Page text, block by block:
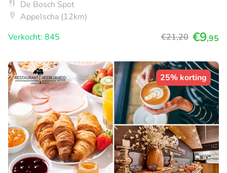
De Bosch Spot
Appelscha (12km)
Verkocht: 845
€21,20 €9,95
25% korting